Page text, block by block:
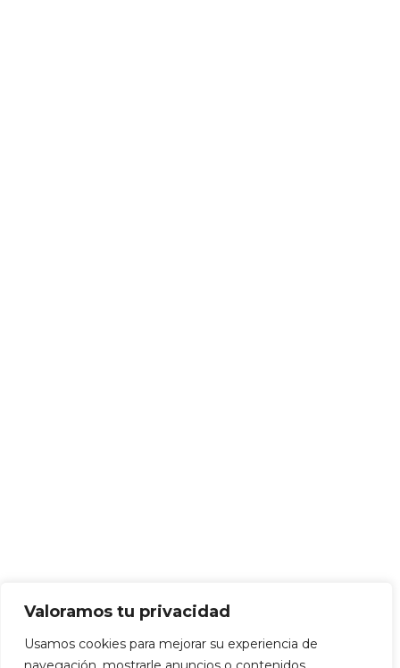
Valoramos tu privacidad
Usamos cookies para mejorar su experiencia de